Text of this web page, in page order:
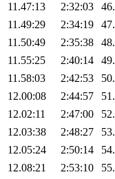
11.47:13
2:32:03 46.
11.49:29
2:34:19 47.
11.50:49
2:35:38 48.
11.55:25
2:40:14 49.
11.58:03
2:42:53 50.
12.00:08
2:44:57 51.
12.02:11
2:47:00 52.
12.03:38
2:48:27 53.
12.05:24
2:50:14 54.
12.08:21
2:53:10 55.